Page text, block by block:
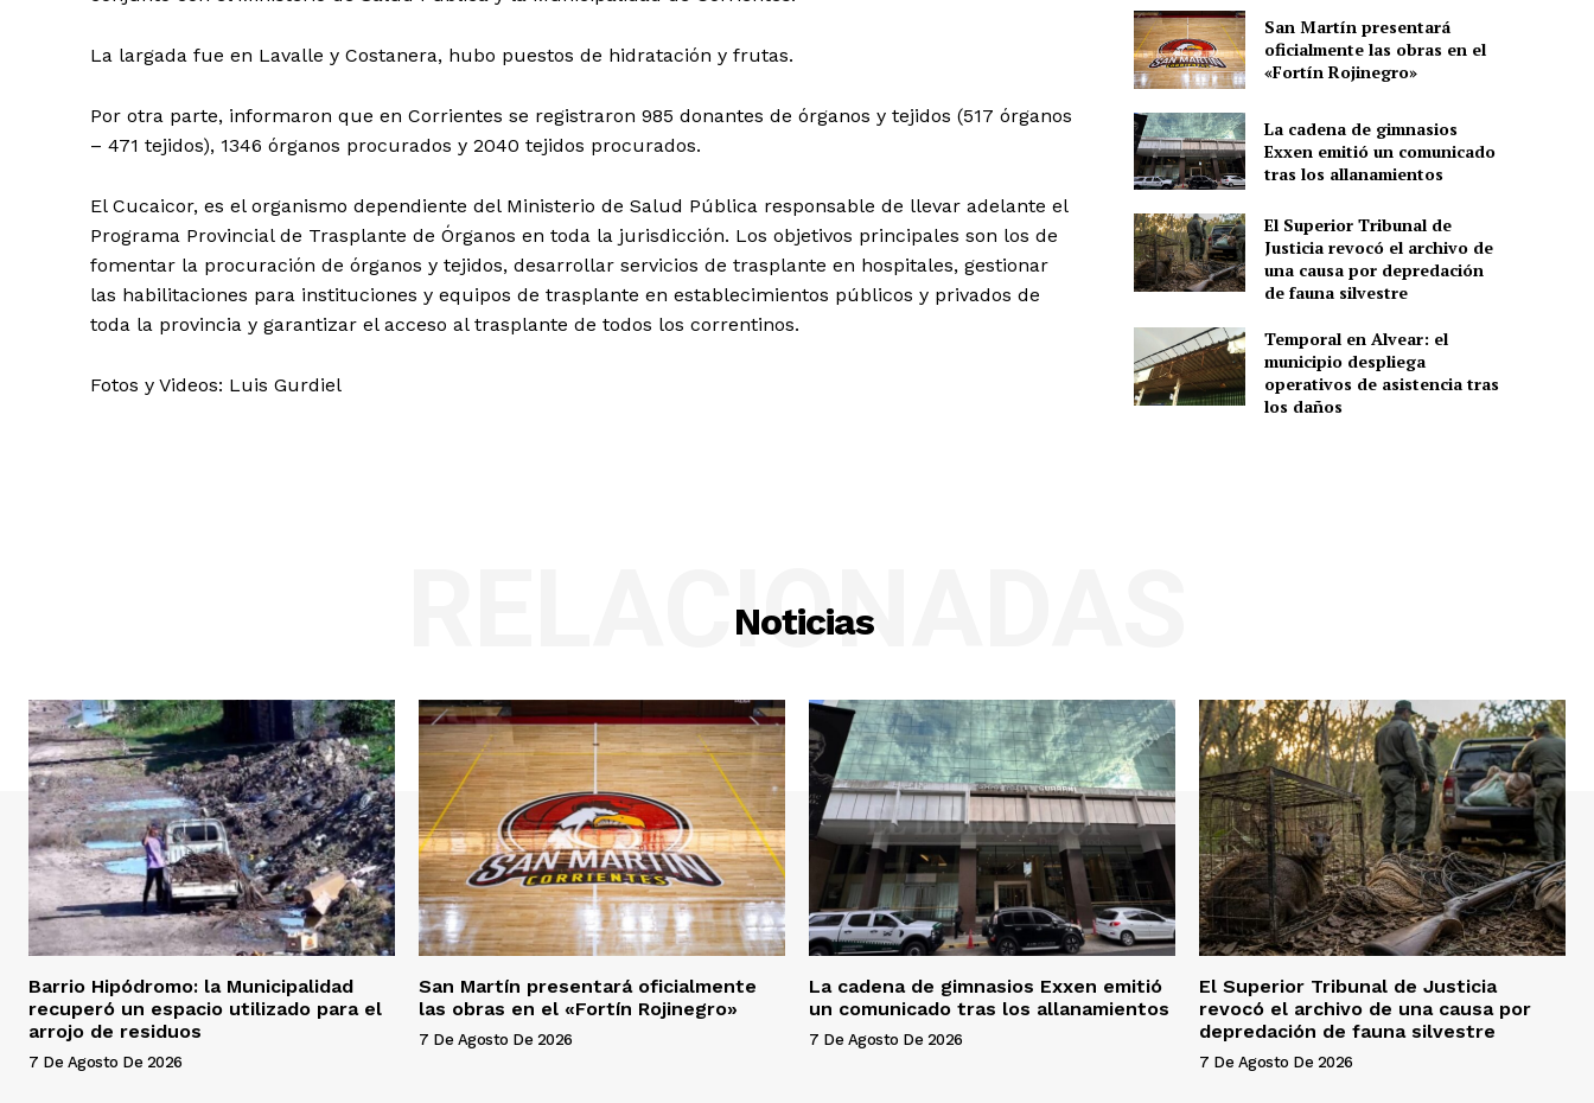
La largada fue en Lavalle y Costanera, hubo puestos de hidratación y frutas.
Por otra parte, informaron que en Corrientes se registraron 985 donantes de órganos y tejidos (517 órganos
– 471 tejidos), 1346 órganos procurados y 2040 tejidos procurados.
El Cucaicor, es el organismo dependiente del Ministerio de Salud Pública responsable de llevar adelante el
Programa Provincial de Trasplante de Órganos en toda la jurisdicción. Los objetivos principales son los de
fomentar la procuración de órganos y tejidos, desarrollar servicios de trasplante en hospitales, gestionar
las habilitaciones para instituciones y equipos de trasplante en establecimientos públicos y privados de
toda la provincia y garantizar el acceso al trasplante de todos los correntinos.
Fotos y Videos: Luis Gurdiel
San Martín presentará
oficialmente las obras en el
«Fortín Rojinegro»
La cadena de gimnasios
Exxen emitió un comunicado
tras los allanamientos
El Superior Tribunal de
Justicia revocó el archivo de
una causa por depredación
de fauna silvestre
Temporal en Alvear: el
municipio despliega
operativos de asistencia tras
los daños
Noticias
RELACIONADAS
Barrio Hipódromo: la Municipalidad
recuperó un espacio utilizado para el
arrojo de residuos
7 De Agosto De 2026
San Martín presentará oficialmente
las obras en el «Fortín Rojinegro»
7 De Agosto De 2026
La cadena de gimnasios Exxen emitió
un comunicado tras los allanamientos
7 De Agosto De 2026
El Superior Tribunal de Justicia
revocó el archivo de una causa por
depredación de fauna silvestre
7 De Agosto De 2026